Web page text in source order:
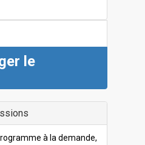
le
à la demande,